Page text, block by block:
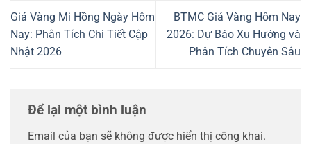
Giá Vàng Mi Hồng Ngày Hôm
Nay: Phân Tích Chi Tiết Cập
Nhật 2026
BTMC Giá Vàng Hôm Nay
2026: Dự Báo Xu Hướng và
Phân Tích Chuyên Sâu
Để lại một bình luận
Email của bạn sẽ không được hiển thị công khai.